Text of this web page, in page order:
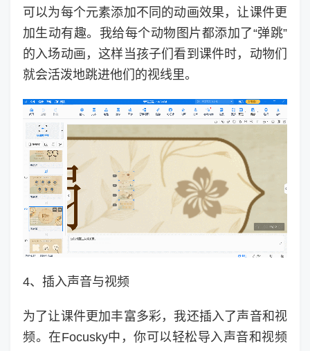
可以为每个元素添加不同的动画效果，让课件更
加生动有趣。我给每个动物图片都添加了“弹跳”
的入场动画，这样当孩子们看到课件时，动物们
就会活泼地跳进他们的视线里。
4、插入声音与视频
为了让课件更加丰富多彩，我还插入了声音和视
频。在Focusky中，你可以轻松导入声音和视频